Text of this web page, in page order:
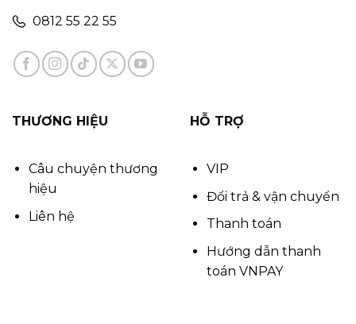
0812 55 22 55
THƯƠNG HIỆU
Câu chuyện thương
hiệu
Liên hệ
HỖ TRỢ
VIP
Đổi trả & vận chuyển
Thanh toán
Hướng dẫn thanh
toán VNPAY